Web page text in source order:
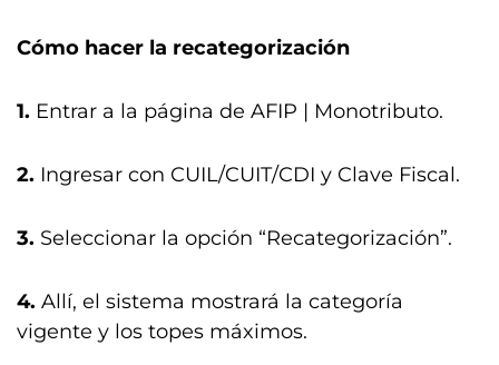
Cómo hacer la recategorización
1. Entrar a la página de AFIP | Monotributo.
2. Ingresar con CUIL/CUIT/CDI y Clave Fiscal.
3. Seleccionar la opción “Recategorización”.
4. Allí, el sistema mostrará la categoría
vigente y los topes máximos.